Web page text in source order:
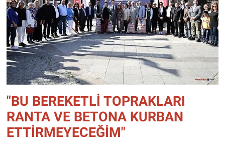
"BU BEREKETLİ TOPRAKLARI
RANTA VE BETONA KURBAN
ETTİRMEYECEĞİM"